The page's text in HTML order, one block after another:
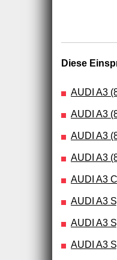
Diese
AUDI A3
AUDI A3
AUDI A3
AUDI A3
AUDI A3
AUDI A3
AUDI A3
AUDI A3